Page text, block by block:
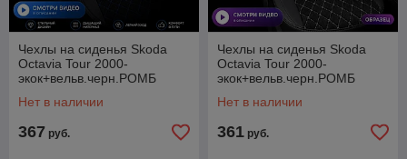
Чехлы на сиденья Skoda
Octavia Tour 2000-
экок+вельв.черн.РОМБ
Нет в наличии
367 руб.
Чехлы на сиденья Skoda
Octavia Tour 2000-
экок+вельв.черн.РОМБ
Нет в наличии
361 руб.